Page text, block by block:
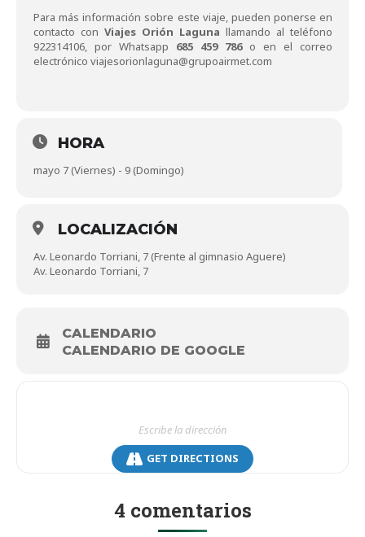
Para más información sobre este viaje, pueden ponerse en
contacto con Viajes Orión Laguna llamando al teléfono
922314106, por Whatsapp 685 459 786o en el correo
electrónico viajesorionlaguna@grupoairmet.com
HORA
mayo 7 (Viernes) - 9 (Domingo)
LOCALIZACIÓN
Av. Leonardo Torriani, 7 (Frente al gimnasio Aguere)
Av. Leonardo Torriani, 7
CALENDARIO
CALENDARIO DE GOOGLE
GET DIRECTIONS
4 comentarios